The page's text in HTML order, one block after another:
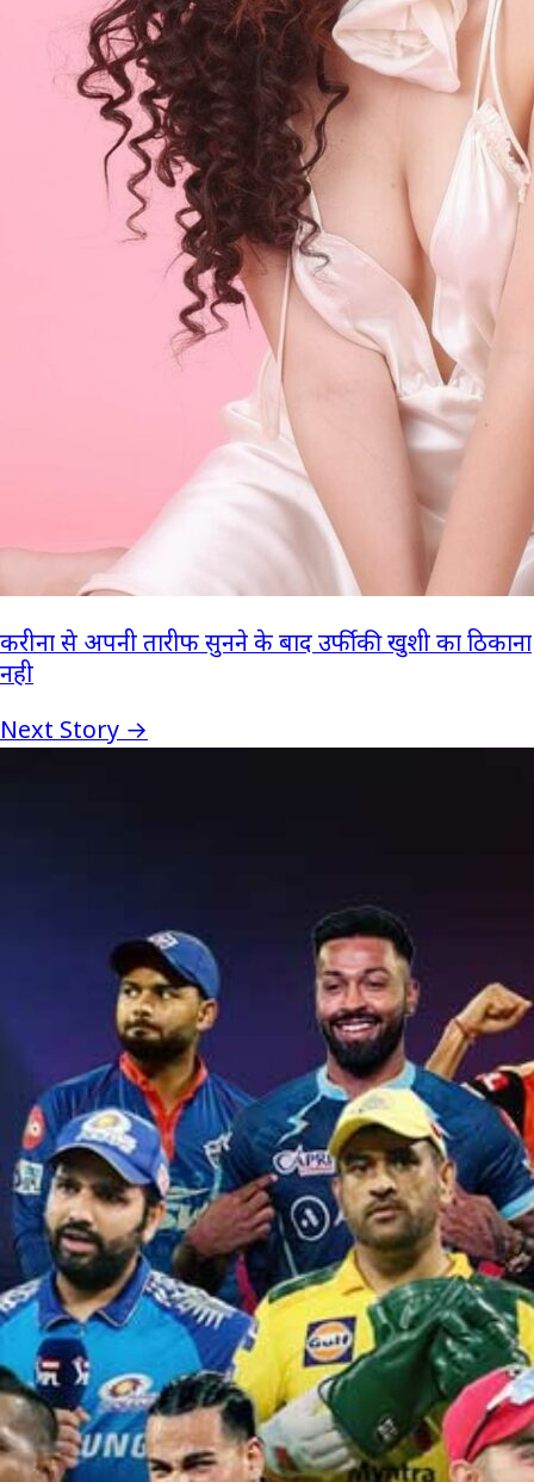
करीना से अपनी तारीफ सुनने के बाद उर्फी की खुशी का ठिकाना
नही
Next Story →